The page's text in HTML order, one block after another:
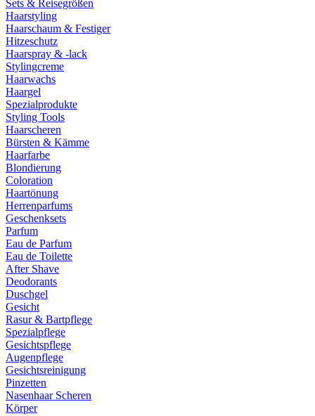
Sets & Reisegrößen
Haarstyling
Haarschaum & Festiger
Hitzeschutz
Haarspray & -lack
Stylingcreme
Haarwachs
Haargel
Spezialprodukte
Styling Tools
Haarscheren
Bürsten & Kämme
Haarfarbe
Blondierung
Coloration
Haartönung
Herrenparfums
Geschenksets
Parfum
Eau de Parfum
Eau de Toilette
After Shave
Deodorants
Duschgel
Gesicht
Rasur & Bartpflege
Spezialpflege
Gesichtspflege
Augenpflege
Gesichtsreinigung
Pinzetten
Nasenhaar Scheren
Körper